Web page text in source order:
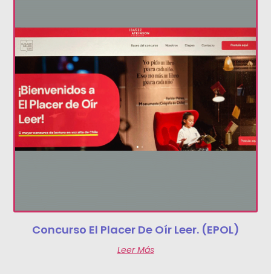
Concurso El Placer De Oír Leer. (EPOL)
Leer Más